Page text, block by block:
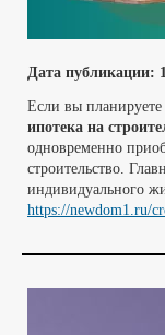
Дата публикации:
Если вы
ипотека на
одновременно
строительство.
индивидуального
https://newdom1.ru/